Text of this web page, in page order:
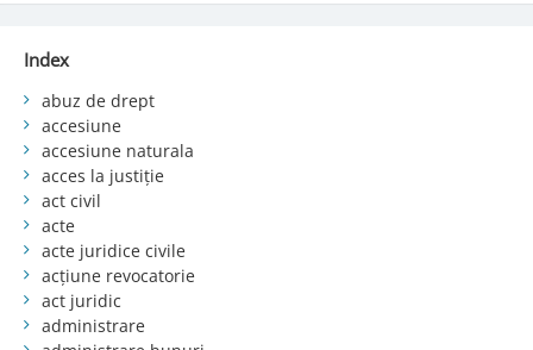
Index
abuz de drept
accesiune
accesiune naturala
acces la justiție
act civil
acte
acte juridice civile
acțiune revocatorie
act juridic
administrare